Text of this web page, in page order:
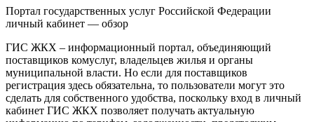
Портал государственных услуг Российской Федерации
личный кабинет — обзор
ГИС ЖКХ – информационный портал, объединяющий
поставщиков комуслуг, владельцев жилья и органы
муниципальной власти. Но если для поставщиков
регистрация здесь обязательна, то пользователи могут это
сделать для собственного удобства, поскольку вход в личный
кабинет ГИС ЖКХ позволяет получать актуальную